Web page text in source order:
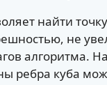
найти
не
алгоритма.
ребра куба